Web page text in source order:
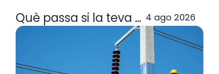
Què passa si la teva 4 ago 2026